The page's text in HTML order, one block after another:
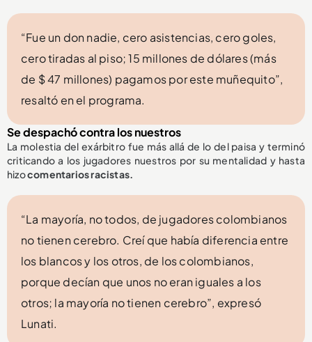
“Fue un don nadie, cero asistencias, cero goles,
cero tiradas al piso; 15 millones de dólares (más
de $ 47 millones) pagamos por este muñequito”,
resaltó en el programa.
Se despachó contra los nuestros
La molestia del exárbitro fue más allá de lo del paisa y terminó
criticando a los jugadores nuestros por su mentalidad y hasta
hizocomentarios racistas.
“La mayoría, no todos, de jugadores colombianos
no tienen cerebro. Creí que había diferencia entre
los blancos y los otros, de los colombianos,
porque decían que unos no eran iguales a los
otros; la mayoría no tienen cerebro”, expresó
Lunati.